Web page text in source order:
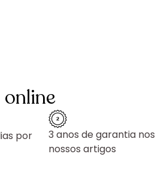
online
por
3 anos de garantia nos
nossos artigos